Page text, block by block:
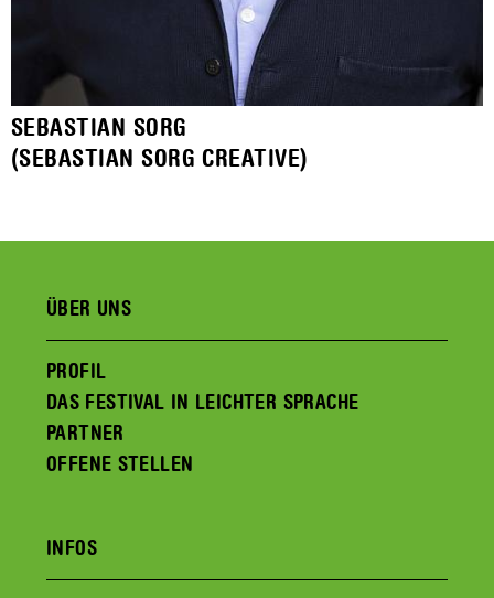
SEBASTIAN SORG
(SEBASTIAN SORG CREATIVE)
ÜBER UNS
PROFIL
DAS FESTIVAL IN LEICHTER SPRACHE
PARTNER
OFFENE STELLEN
INFOS